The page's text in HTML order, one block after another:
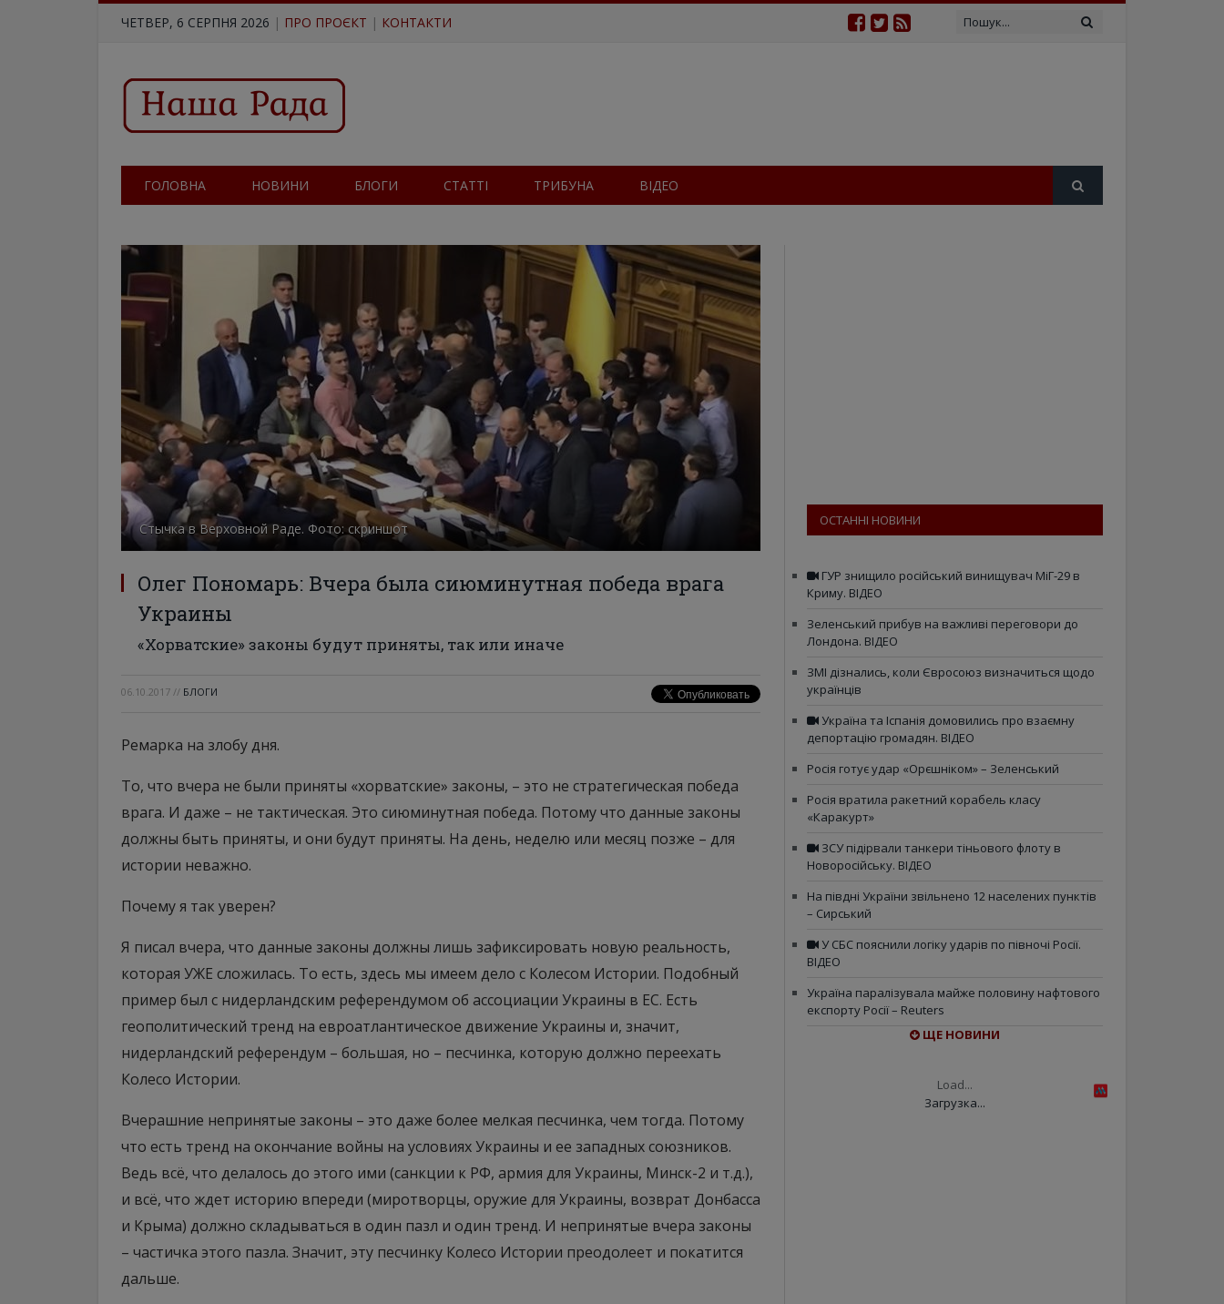
ЧЕТВЕР, 6 СЕРПНЯ 2026 | ПРО ПРОЄКТ | КОНТАКТИ
ГОЛОВНА НОВИНИ БЛОГИ СТАТТІ ТРИБУНА ВІДЕО
Стычка в Верховной Раде. Фото: скриншот
Олег Пономарь: Вчера была сиюминутная победа врага
Украины
«Хорватские» законы будут приняты, так или иначе
06.10.2017 // БЛОГИ
Ремарка на злобу дня.
То, что вчера не были приняты «хорватские» законы, – это не стратегическая победа
врага. И даже – не тактическая. Это сиюминутная победа. Потому что данные законы
должны быть приняты, и они будут приняты. На день, неделю или месяц позже – для
истории неважно.
Почему я так уверен?
Я писал вчера, что данные законы должны лишь зафиксировать новую реальность,
которая УЖЕ сложилась. То есть, здесь мы имеем дело с Колесом Истории. Подобный
пример был с нидерландским референдумом об ассоциации Украины в ЕС. Есть
геополитический тренд на евроатлантическое движение Украины и, значит,
нидерландский референдум – большая, но – песчинка, которую должно переехать
Колесо Истории.
Вчерашние непринятые законы – это даже более мелкая песчинка, чем тогда. Потому
что есть тренд на окончание войны на условиях Украины и ее западных союзников.
Ведь всё, что делалось до этого ими (санкции к РФ, армия для Украины, Минск-2 и т.д.),
и всё, что ждет историю впереди (миротворцы, оружие для Украины, возврат Донбасса
и Крыма) должно складываться в один пазл и один тренд. И непринятые вчера законы
– частичка этого пазла. Значит, эту песчинку Колесо Истории преодолеет и покатится
дальше.
ОСТАННІ НОВИНИ
ГУР знищило російський винищувач МіГ-29 в
Криму. ВІДЕО
Зеленський прибув на важливі переговори до
Лондона. ВІДЕО
ЗМІ дізнались, коли Євросоюз визначиться щодо
українців
Україна та Іспанія домовились про взаємну
депортацію громадян. ВІДЕО
Росія готує удар «Орєшніком» – Зеленський
Росія вратила ракетний корабель класу
«Каракурт»
ЗСУ підірвали танкери тіньового флоту в
Новоросійську. ВІДЕО
На півдні України звільнено 12 населених пунктів
– Сирський
У СБС пояснили логіку ударів по півночі Росії.
ВІДЕО
Україна паралізувала майже половину нафтового
експорту Росії – Reuters
ЩЕ НОВИНИ
Load...
Загрузка...